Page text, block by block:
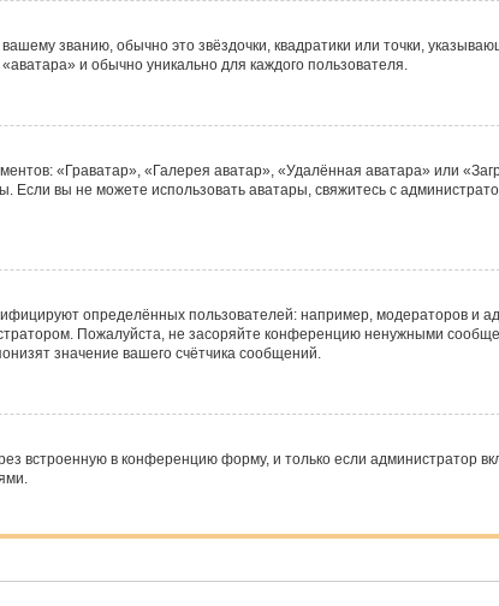
званию, обычно это звёздочки, квадратики или точки,
и обычно уникально для каждого пользователя.
«Граватар», «Галерея аватар», «Удалённая аватара» или
Если вы не можете использовать аватары, свяжитесь с
определённых пользователей: например, модераторов и
Пожалуйста, не засоряйте конференцию ненужными
значение вашего счётчика сообщений.
встроенную в конференцию форму, и только если администратор